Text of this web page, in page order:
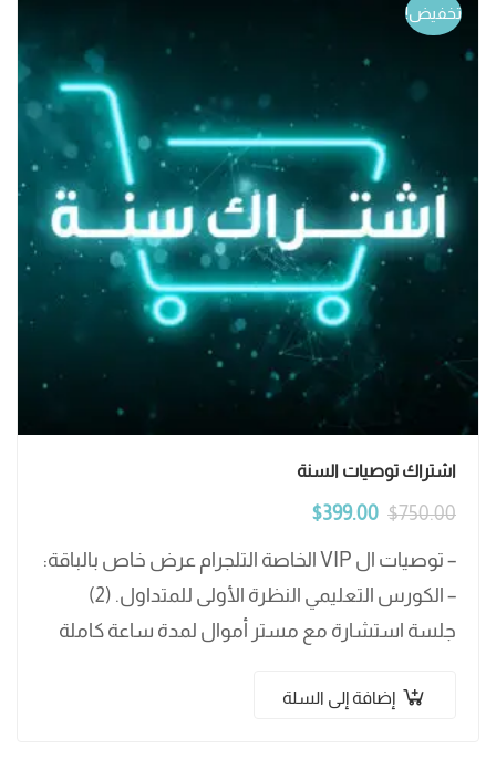
تخفيض!
اشتراك توصيات السنة
$750.00
$399.00
– توصيات ال VIP الخاصة التلجرام عرض خاص بالباقة:
– الكورس التعليمي النظرة الأولى للمتداول. (2)
جلسة استشارة مع مستر أموال لمدة ساعة كاملة
إضافة إلى السلة